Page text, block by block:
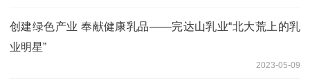
创建绿色产业 奉献健康乳品——完达山乳业“北大荒上的乳
业明星”
2023-05-09